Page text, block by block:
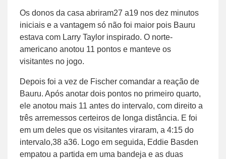
Os donos da casa abriram27 a19 nos dez minutos
iniciais e a vantagem só não foi maior pois Bauru
estava com Larry Taylor inspirado. O norte-
americano anotou 11 pontos e manteve os
visitantes no jogo.
Depois foi a vez de Fischer comandar a reação de
Bauru. Após anotar dois pontos no primeiro quarto,
ele anotou mais 11 antes do intervalo, com direito a
três arremessos certeiros de longa distância. E foi
em um deles que os visitantes viraram, a 4:15 do
intervalo,38 a36. Logo em seguida, Eddie Basden
empatou a partida em uma bandeja e as duas